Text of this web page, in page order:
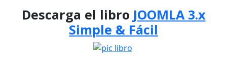
Descarga el libro JOOMLA 3.x
Simple & Fácil